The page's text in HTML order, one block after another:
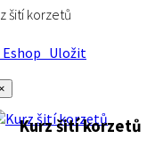
šití korzetů
Uložit
Kurz šití korzetů